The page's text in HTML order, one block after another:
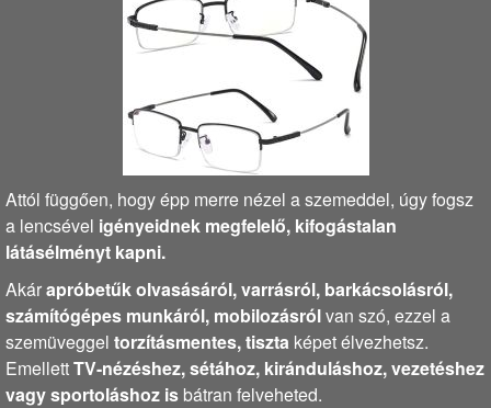
Attól függően, hogy épp merre nézel a szemeddel, úgy fogsz
a lencsével igényeidnek megfelelő, kifogástalan
látásélményt kapni.
Akárapróbetűk olvasásáról, varrásról, barkácsolásról,
számítógépes munkáról, mobilozásrólvan szó, ezzel a
szemüveggel torzításmentes, tiszta képet élvezhetsz.
EmellettTV-nézéshez, sétához, kiránduláshoz, vezetéshez
vagy sportoláshoz is bátran felveheted.